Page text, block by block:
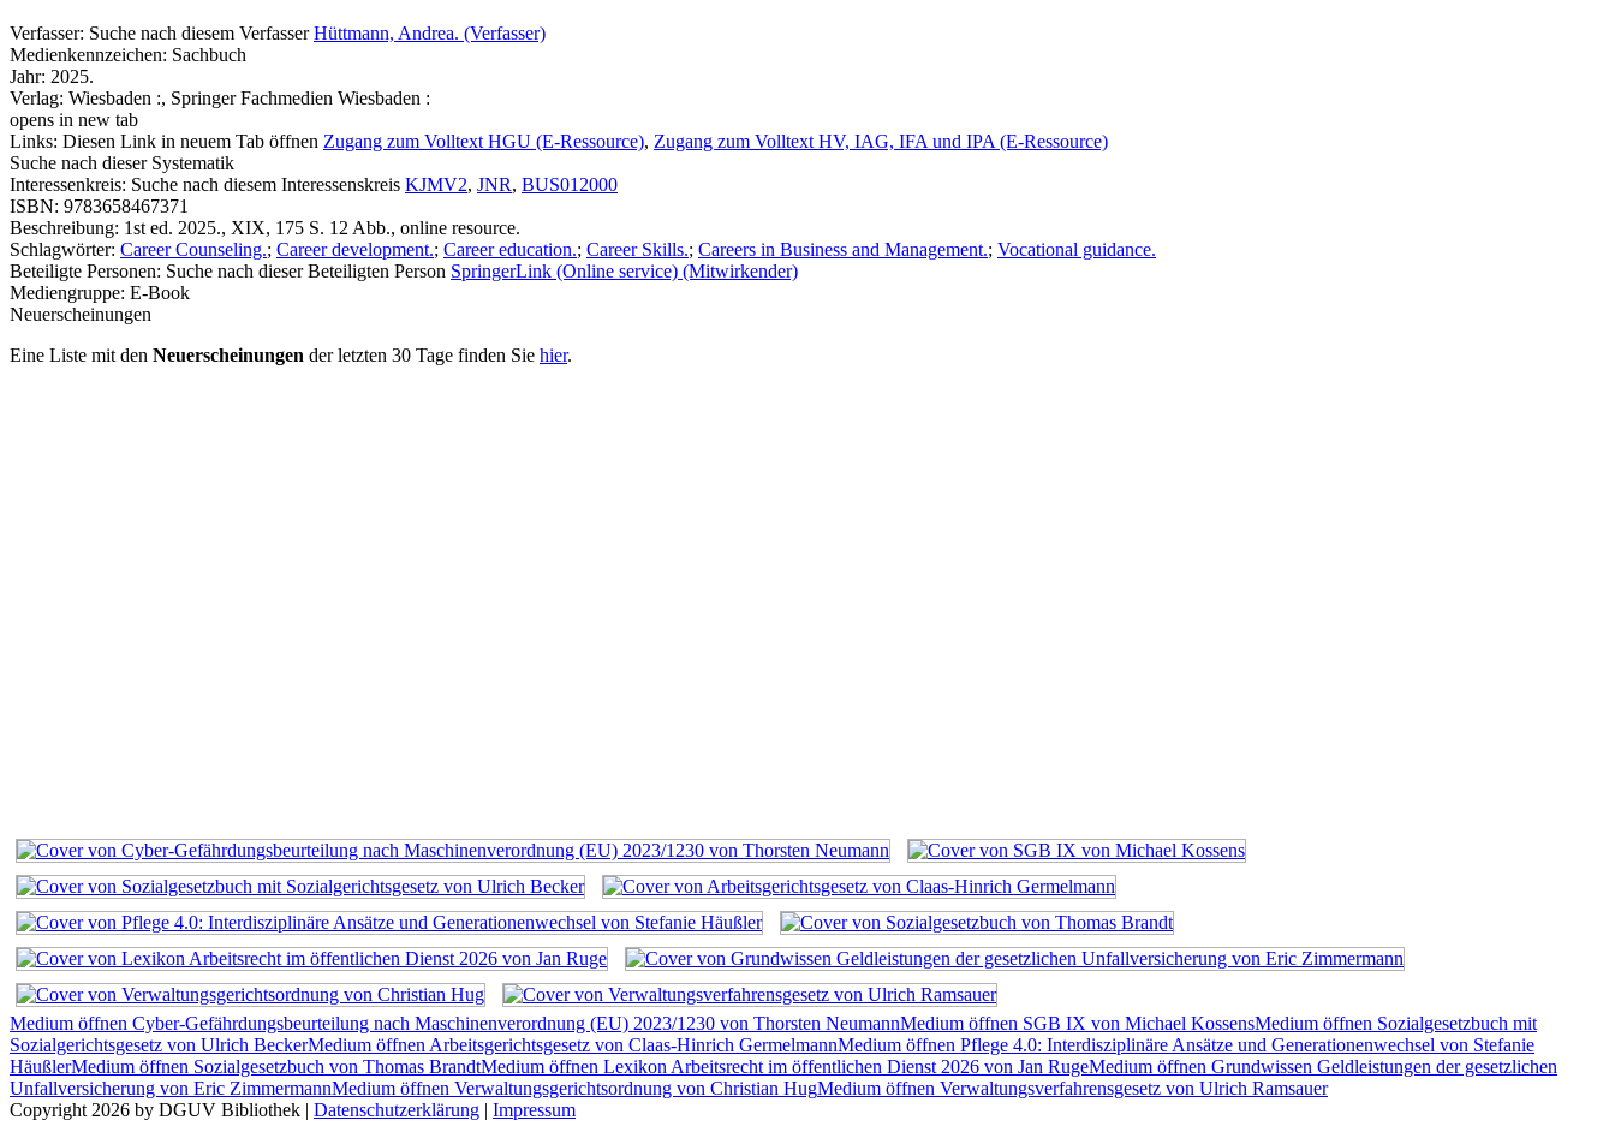
Verfasser: Suche nach diesem Verfasser Hüttmann, Andrea. (Verfasser)
Medienkennzeichen: Sachbuch
Jahr: 2025.
Verlag: Wiesbaden :, Springer Fachmedien Wiesbaden :
opens in new tab
Links: Diesen Link in neuem Tab öffnen Zugang zum Volltext HGU (E-Ressource), Zugang zum Volltext HV, IAG, IFA und IPA (E-Ressource)
Suche nach dieser Systematik
Interessenkreis: Suche nach diesem Interessenskreis KJMV2, JNR, BUS012000
ISBN: 9783658467371
Beschreibung: 1st ed. 2025., XIX, 175 S. 12 Abb., online resource.
Schlagwörter: Career Counseling.; Career development.; Career education.; Career Skills.; Careers in Business and Management.; Vocational guidance.
Beteiligte Personen: Suche nach dieser Beteiligten Person SpringerLink (Online service) (Mitwirkender)
Mediengruppe: E-Book
Neuerscheinungen
Eine Liste mit den Neuerscheinungen der letzten 30 Tage finden Sie hier.
Medium öffnen Cyber-Gefährdungsbeurteilung nach Maschinenverordnung (EU) 2023/1230 von Thorsten NeumannMedium öffnen SGB IX von Michael KossensMedium öffnen Sozialgesetzbuch mit
Sozialgerichtsgesetz von Ulrich BeckerMedium öffnen Arbeitsgerichtsgesetz von Claas-Hinrich GermelmannMedium öffnen Pflege 4.0: Interdisziplinäre Ansätze und Generationenwechsel von Stefanie
HäußlerMedium öffnen Sozialgesetzbuch von Thomas BrandtMedium öffnen Lexikon Arbeitsrecht im öffentlichen Dienst 2026 von Jan RugeMedium öffnen Grundwissen Geldleistungen der gesetzlichen
Unfallversicherung von Eric ZimmermannMedium öffnen Verwaltungsgerichtsordnung von Christian HugMedium öffnen Verwaltungsverfahrensgesetz von Ulrich Ramsauer
Copyright 2026 by DGUV Bibliothek | Datenschutzerklärung | Impressum